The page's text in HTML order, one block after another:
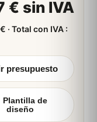
IVA · 30,556 €/u sin IVA
243,26 €sin IVA
IVA · 30,407 €/u sin IVA
€ sin IVA
· Total con IVA :
presupuesto
Plantilla de
diseño